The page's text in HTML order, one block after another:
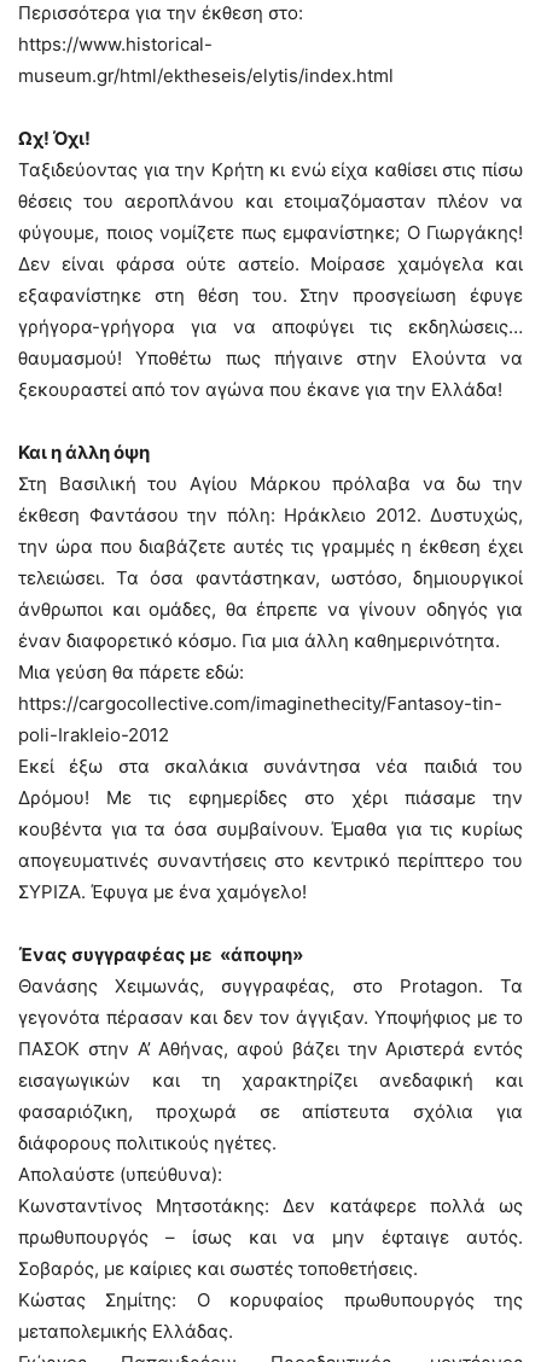
Περισσότερα για την έκθεση στο:
https://www.historical-
museum.gr/html/ektheseis/elytis/index.html
Ωχ! Όχι!
Ταξιδεύοντας για την Κρήτη κι ενώ είχα καθίσει στις πίσω
θέσεις του αεροπλάνου και ετοιμαζόμασταν πλέον να
φύγουμε, ποιος νομίζετε πως εμφανίστηκε; Ο Γιωργάκης!
Δεν είναι φάρσα ούτε αστείο. Μοίρασε χαμόγελα και
εξαφανίστηκε στη θέση του. Στην προσγείωση έφυγε
γρήγορα-γρήγορα για να αποφύγει τις εκδηλώσεις…
θαυμασμού! Υποθέτω πως πήγαινε στην Ελούντα να
ξεκουραστεί από τον αγώνα που έκανε για την Ελλάδα!
Και η άλλη όψη
Στη Βασιλική του Αγίου Μάρκου πρόλαβα να δω την
έκθεση Φαντάσου την πόλη: Ηράκλειο 2012. Δυστυχώς,
την ώρα που διαβάζετε αυτές τις γραμμές η έκθεση έχει
τελειώσει. Τα όσα φαντάστηκαν, ωστόσο, δημιουργικοί
άνθρωποι και ομάδες, θα έπρεπε να γίνουν οδηγός για
έναν διαφορετικό κόσμο. Για μια άλλη καθημερινότητα.
Μια γεύση θα πάρετε εδώ:
https://cargocollective.com/imaginethecity/Fantasoy-tin-
poli-Irakleio-2012
Εκεί έξω στα σκαλάκια συνάντησα νέα παιδιά του
Δρόμου! Με τις εφημερίδες στο χέρι πιάσαμε την
κουβέντα για τα όσα συμβαίνουν. Έμαθα για τις κυρίως
απογευματινές συναντήσεις στο κεντρικό περίπτερο του
ΣΥΡΙΖΑ. Έφυγα με ένα χαμόγελο!
Ένας συγγραφέας με «άποψη»
Θανάσης Χειμωνάς, συγγραφέας, στο Protagon. Τα
γεγονότα πέρασαν και δεν τον άγγιξαν. Υποψήφιος με το
ΠΑΣΟΚ στην Α’ Αθήνας, αφού βάζει την Αριστερά εντός
εισαγωγικών και τη χαρακτηρίζει ανεδαφική και
φασαριόζικη, προχωρά σε απίστευτα σχόλια για
διάφορους πολιτικούς ηγέτες.
Απολαύστε (υπεύθυνα):
Κωνσταντίνος Μητσοτάκης: Δεν κατάφερε πολλά ως
πρωθυπουργός – ίσως και να μην έφταιγε αυτός.
Σοβαρός, με καίριες και σωστές τοποθετήσεις.
Κώστας Σημίτης: Ο κορυφαίος πρωθυπουργός της
μεταπολεμικής Ελλάδας.